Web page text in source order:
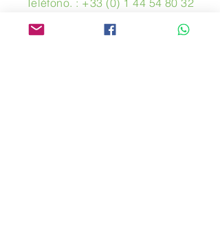
Teléfono. : +33 (0) 1 44 54 80 32
www.avpa.fr